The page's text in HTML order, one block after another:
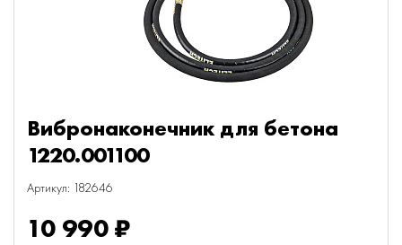
Вибронаконечник для бетона
1220.001100
Артикул: 182646
10 990 ₽